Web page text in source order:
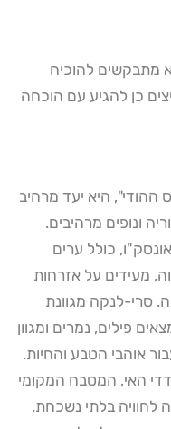
מתבקשים להוכיח
כן להגיע עם הוכחה
ההודי", היא יעד מרהיב
ונופים מרהיבים.
כולל ערים
מעידים על אזרחות
באי למעלה מ-2,600 שנה. סרי-לנקה מגוונת
פילים, נמרים ומגוון
אוהבי הטבע והחיות.
האי, המטבח המקומי
לחוויה בלתי נשכחת.